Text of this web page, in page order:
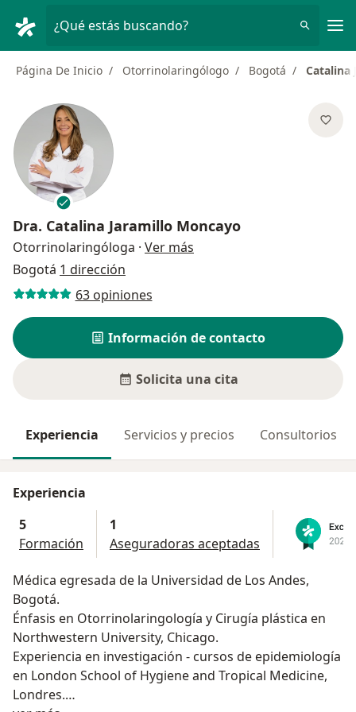
¿Qué estás buscando?
Página De Inicio Otorrinolaringólogo Bogotá Catalina
Dra. Catalina Jaramillo Moncayo
Otorrinolaringóloga · Ver más
Bogotá 1 dirección
63 opiniones
Información de contacto
Solicita una cita
Experiencia Servicios y precios Consultorios
Experiencia
5
Formación
1
Aseguradoras aceptadas
Médica egresada de la Universidad de Los Andes,
Bogotá.
Énfasis en Otorrinolaringología y Cirugía plástica en
Northwestern University, Chicago.
Experiencia en investigación - cursos de epidemiología
en London School of Hygiene and Tropical Medicine,
Londres.